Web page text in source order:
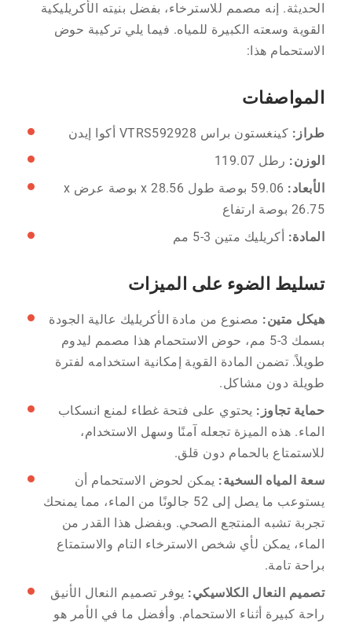
الحديثة. إنه مصمم للاسترخاء، بفضل بنيته الأكريليكية
القوية وسعته الكبيرة للمياه. فيما يلي تركيبة حوض
الاستحمام هذا:
المواصفات
طراز: كينغستون براس VTRS592928 أكوا إيدن
الوزن: رطل 119.07
الأبعاد:
59.06 بوصة طول x 28.56 بوصة عرض x
26.75 بوصة ارتفاع
المادة: أكريليك متين 3-5 مم
تسليط الضوء على الميزات
هيكل متين: مصنوع من مادة الأكريليك عالية الجودة
بسمك 3-5 مم، حوض الاستحمام هذا مصمم ليدوم
طويلاً. تضمن المادة القوية إمكانية استخدامه لفترة
طويلة دون مشاكل.
حماية تجاوز: يحتوي على فتحة غطاء لمنع انسكاب
الماء. هذه الميزة تجعله آمنًا وسهل الاستخدام،
للاستمتاع بالحمام دون قلق.
سعة المياه السخية: يمكن لحوض الاستحمام أن
يستوعب ما يصل إلى 52 جالونًا من الماء، مما يمنحك
تجربة تشبه المنتجع الصحي. وبفضل هذا القدر من
الماء، يمكن لأي شخص الاسترخاء التام والاستمتاع
براحة تامة.
تصميم النعال الكلاسيكي: يوفر تصميم النعال الأنيق
راحة كبيرة أثناء الاستحمام. وأفضل ما في الأمر هو